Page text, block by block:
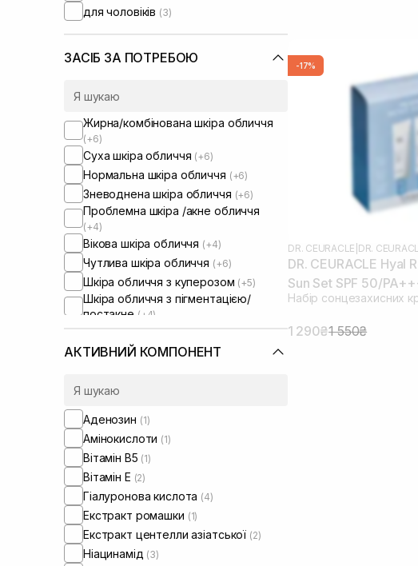
для чоловіків (3)
ЗАСІБ ЗА ПОТРЕБОЮ
Жирна/комбінована шкіра обличчя
(+6)
Суха шкіра обличчя (+6)
Нормальна шкіра обличчя (+6)
Зневоднена шкіра обличчя (+6)
Проблемна шкіра /акне обличчя
(+4)
Вікова шкіра обличчя (+4)
Чутлива шкіра обличчя (+6)
Шкіра обличчя з куперозом (+5)
Шкіра обличчя з пігментацією/
постакне (+4)
Шкіра обличчя з розширеними
порами
Шкіра обличчя з порушеним
Шкіра обличчя з порушеним
Зволожуючі сироватки для
обличчя(+1)
АКТИВНИЙ КОМПОНЕНТ
Аденозин (1)
Амінокислоти (1)
Вітамін B5 (1)
Вітамін Е (2)
Гіалуронова кислота (4)
Екстракт ромашки (1)
Екстракт центелли азіатської (2)
Ніацинамід (3)
-17%
DR. CEURACLE DR.
DR. CEURACLE Hyal
Sun Set SPF 50/
Набір сонцезахисних
1 290₴1 550₴